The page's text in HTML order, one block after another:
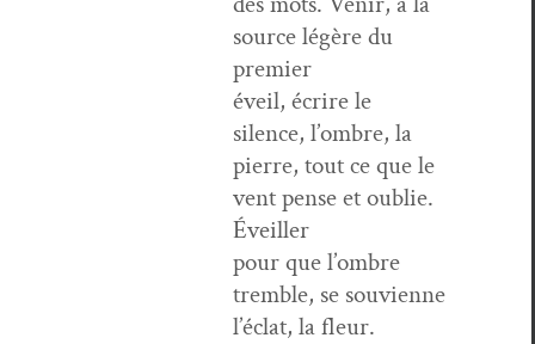
source légère du
premier
éveil, écrire le
silence, l’om­bre, la
pierre, tout ce que le
vent pense et oublie.
Éveiller
pour que l’om­bre
trem­ble, se sou­vi­enne
l’é­clat, la fleur.